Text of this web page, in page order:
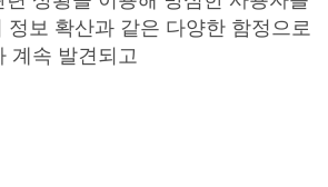
정보 확산과 같은 다양한 함정으로
계속 발견되고